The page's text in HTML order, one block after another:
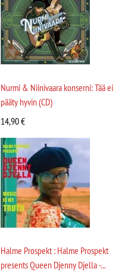
Nurmi & Niinivaara konserni: Tää ei
pääty hyvin (CD)
14,90€
Halme Prospekt : Halme Prospekt
presents Queen Djenny Djella -...